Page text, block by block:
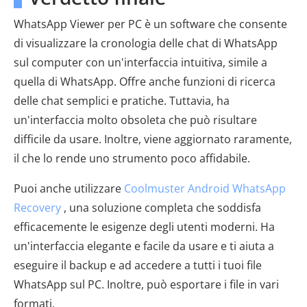
WhatsApp Viewer per PC è un software che consente
di visualizzare la cronologia delle chat di WhatsApp
sul computer con un'interfaccia intuitiva, simile a
quella di WhatsApp. Offre anche funzioni di ricerca
delle chat semplici e pratiche. Tuttavia, ha
un'interfaccia molto obsoleta che può risultare
difficile da usare. Inoltre, viene aggiornato raramente,
il che lo rende uno strumento poco affidabile.
Puoi anche utilizzare Coolmuster Android WhatsApp
Recovery , una soluzione completa che soddisfa
efficacemente le esigenze degli utenti moderni. Ha
un'interfaccia elegante e facile da usare e ti aiuta a
eseguire il backup e ad accedere a tutti i tuoi file
WhatsApp sul PC. Inoltre, può esportare i file in vari
formati.